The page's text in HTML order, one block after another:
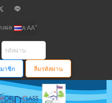
งผล A-AA+
าชิก ลืมรหัสผ่าน